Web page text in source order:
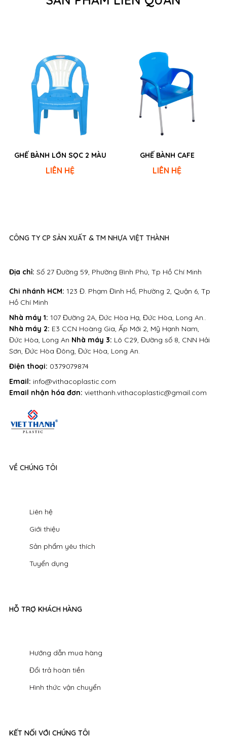
GHẾ BÀNH LỚN SỌC 2 MÀU
LIÊN HỆ
GHẾ BÀNH CAFE
LIÊN HỆ
VỀ CHÚNG TÔI
Liên hệ
Giới thiệu
Sản phẩm yêu thích
Tuyển dụng
HỖ TRỢ KHÁCH HÀNG
Hướng dẫn mua hàng
Đổi trả hoàn tiền
Hình thức vận chuyển
KẾT NỐI VỚI CHÚNG TÔI
Địa chỉ: Số 27 Đường 59, Phường Bình Phú, Tp Hồ Chí Minh
Điện thoại: 0379079874
Email: info@vithacoplastic.com
Email nhận hóa đơn: vietthanh.vithacoplastic@gmail.com
CÔNG TY CP SẢN XUẤT & TM NHỰA VIỆT THÀNH
Nhà máy 1: 107 Đường 2A, Đức Hòa Hạ, Đức Hòa, Long An..
Nhà máy 2: E3 CCN Hoàng Gia, Ấp Mới 2, Mỹ Hạnh Nam,
Đức Hòa, Long An Nhà máy 3: Lô C29, Đường số 8, CNN Hải
Sơn, Đức Hòa Đông, Đức Hòa, Long An.
Chi nhánh HCM: 123 Đ. Phạm Đình Hổ, Phường 2, Quận 6, Tp
Hồ Chí Minh